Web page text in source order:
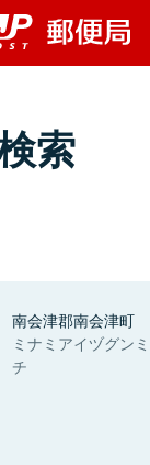
索
南会津郡南会津町
ミナミアイヅグン
チ